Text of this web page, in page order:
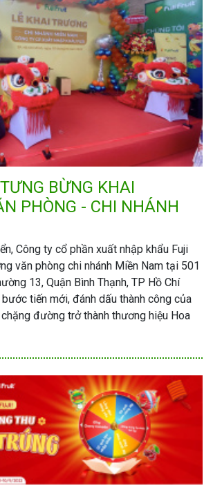
BỪNG KHAI
PHÒNG - CHI NHÁNH
Công ty cổ phần xuất nhập khẩu Fuji
văn phòng chi nhánh Miền Nam tại 501
13, Quận Bình Thạnh, TP Hồ Chí
tiến mới, đánh dấu thành công của
đường trở thành thương hiệu Hoa